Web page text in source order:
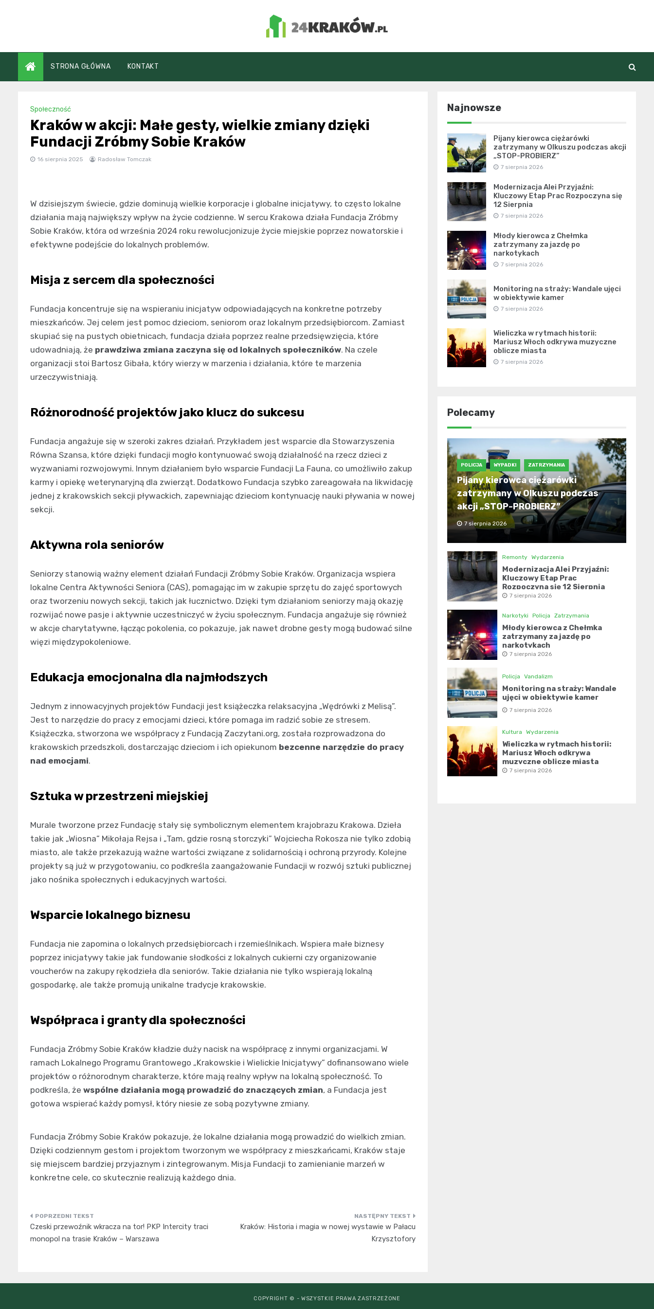
24Kraków.pl
STRONA GŁÓWNA KONTAKT
Społeczność
Kraków w akcji: Małe gesty, wielkie zmiany dzięki
Fundacji Zróbmy Sobie Kraków
16 sierpnia 2025 Radosław Tomczak
W dzisiejszym świecie, gdzie dominują wielkie korporacje i globalne inicjatywy, to często lokalne
działania mają największy wpływ na życie codzienne. W sercu Krakowa działa Fundacja Zróbmy
Sobie Kraków, która od września 2024 roku rewolucjonizuje życie miejskie poprzez nowatorskie i
efektywne podejście do lokalnych problemów.
Misja z sercem dla społeczności
Fundacja koncentruje się na wspieraniu inicjatyw odpowiadających na konkretne potrzeby
mieszkańców. Jej celem jest pomoc dzieciom, seniorom oraz lokalnym przedsiębiorcom. Zamiast
skupiać się na pustych obietnicach, fundacja działa poprzez realne przedsięwzięcia, które
udowadniają, że prawdziwa zmiana zaczyna się od lokalnych społeczników. Na czele
organizacji stoi Bartosz Gibała, który wierzy w marzenia i działania, które te marzenia
urzeczywistniają.
Różnorodność projektów jako klucz do sukcesu
Fundacja angażuje się w szeroki zakres działań. Przykładem jest wsparcie dla Stowarzyszenia
Równa Szansa, które dzięki fundacji mogło kontynuować swoją działalność na rzecz dzieci z
wyzwaniami rozwojowymi. Innym działaniem było wsparcie Fundacji La Fauna, co umożliwiło zakup
karmy i opiekę weterynaryjną dla zwierząt. Dodatkowo Fundacja szybko zareagowała na likwidację
jednej z krakowskich sekcji pływackich, zapewniając dzieciom kontynuację nauki pływania w nowej
sekcji.
Aktywna rola seniorów
Seniorzy stanowią ważny element działań Fundacji Zróbmy Sobie Kraków. Organizacja wspiera
lokalne Centra Aktywności Seniora (CAS), pomagając im w zakupie sprzętu do zajęć sportowych
oraz tworzeniu nowych sekcji, takich jak łucznictwo. Dzięki tym działaniom seniorzy mają okazję
rozwijać nowe pasje i aktywnie uczestniczyć w życiu społecznym. Fundacja angażuje się również
w akcje charytatywne, łącząc pokolenia, co pokazuje, jak nawet drobne gesty mogą budować silne
więzi międzypokoleniowe.
Edukacja emocjonalna dla najmłodszych
Jednym z innowacyjnych projektów Fundacji jest książeczka relaksacyjna „Wędrówki z Melisą”.
Jest to narzędzie do pracy z emocjami dzieci, które pomaga im radzić sobie ze stresem.
Książeczka, stworzona we współpracy z Fundacją Zaczytani.org, została rozprowadzona do
krakowskich przedszkoli, dostarczając dzieciom i ich opiekunom bezcenne narzędzie do pracy
nad emocjami.
Sztuka w przestrzeni miejskiej
Murale tworzone przez Fundację stały się symbolicznym elementem krajobrazu Krakowa. Dzieła
takie jak „Wiosna” Mikołaja Rejsa i „Tam, gdzie rosną storczyki” Wojciecha Rokosza nie tylko zdobią
miasto, ale także przekazują ważne wartości związane z solidarnością i ochroną przyrody. Kolejne
projekty są już w przygotowaniu, co podkreśla zaangażowanie Fundacji w rozwój sztuki publicznej
jako nośnika społecznych i edukacyjnych wartości.
Wsparcie lokalnego biznesu
Fundacja nie zapomina o lokalnych przedsiębiorcach i rzemieślnikach. Wspiera małe biznesy
poprzez inicjatywy takie jak fundowanie słodkości z lokalnych cukierni czy organizowanie
voucherów na zakupy rękodzieła dla seniorów. Takie działania nie tylko wspierają lokalną
gospodarkę, ale także promują unikalne tradycje krakowskie.
Współpraca i granty dla społeczności
Fundacja Zróbmy Sobie Kraków kładzie duży nacisk na współpracę z innymi organizacjami. W
ramach Lokalnego Programu Grantowego „Krakowskie i Wielickie Inicjatywy” dofinansowano wiele
projektów o różnorodnym charakterze, które mają realny wpływ na lokalną społeczność. To
podkreśla, że wspólne działania mogą prowadzić do znaczących zmian, a Fundacja jest
gotowa wspierać każdy pomysł, który niesie ze sobą pozytywne zmiany.
Fundacja Zróbmy Sobie Kraków pokazuje, że lokalne działania mogą prowadzić do wielkich zmian.
Dzięki codziennym gestom i projektom tworzonym we współpracy z mieszkańcami, Kraków staje
się miejscem bardziej przyjaznym i zintegrowanym. Misja Fundacji to zamienianie marzeń w
konkretne cele, co skutecznie realizują każdego dnia.
Nawigacja
wpisu
Czeski przewoźnik wkracza na tor! PKP Intercity traci
monopol na trasie Kraków – Warszawa
Kraków: Historia i magia w nowej wystawie w Pałacu
Krzysztofory
Najnowsze
Pijany kierowca ciężarówki
zatrzymany w Olkuszu podczas akcji
„STOP-PROBIERZ”
7 sierpnia 2026
Modernizacja Alei Przyjaźni:
Kluczowy Etap Prac Rozpoczyna się
12 Sierpnia
7 sierpnia 2026
Młody kierowca z Chełmka
zatrzymany za jazdę po
narkotykach
7 sierpnia 2026
Monitoring na straży: Wandale ujęci
w obiektywie kamer
7 sierpnia 2026
Wieliczka w rytmach historii:
Mariusz Włoch odkrywa muzyczne
oblicze miasta
7 sierpnia 2026
Polecamy
POLICJA WYPADKI ZATRZYMANIA
Pijany kierowca ciężarówki
zatrzymany w Olkuszu podczas
akcji „STOP-PROBIERZ”
7 sierpnia 2026
Remonty Wydarzenia
Modernizacja Alei Przyjaźni:
Kluczowy Etap Prac
Rozpoczyna się 12 Sierpnia
7 sierpnia 2026
Narkotyki Policja Zatrzymania
Młody kierowca z Chełmka
zatrzymany za jazdę po
narkotykach
7 sierpnia 2026
Policja Vandalizm
Monitoring na straży: Wandale
ujęci w obiektywie kamer
7 sierpnia 2026
Kultura Wydarzenia
Wieliczka w rytmach historii:
Mariusz Włoch odkrywa
muzyczne oblicze miasta
7 sierpnia 2026
COPYRIGHT © - WSZYSTKIE PRAWA ZASTRZEŻONE